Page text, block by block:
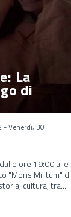
La
di
-Venerdì, 30
ore 19:00 alle
"Mons Militum" di
cultura, tra...